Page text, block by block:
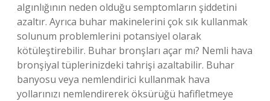
algınlığının neden olduğu semptomların şiddetini
azaltır. Ayrıca buhar makinelerini çok sık kullanmak
solunum problemlerini potansiyel olarak
kötüleştirebilir. Buhar bronşları açar mı? Nemli hava
bronşiyal tüplerinizdeki tahrişi azaltabilir. Buhar
banyosu veya nemlendirici kullanmak hava
yollarınızı nemlendirerek öksürüğü hafifletmeye